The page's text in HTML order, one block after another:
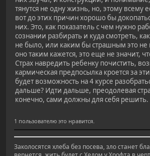
тянутся не одну жизнь, но, этому всему
вот до этих причин хорошо бы
них. Это, как показатель с чем нужно
сознании разбирать и куда смотреть,
не было, или каким бы страшным это не
оно таким кажется, это еще не значит,
Страх навредить ребенку почистить,
кармическая предпосылка кроется за
будет возможность на 4 курсе
дальше? Идти дальше, преодолевая
конечно, сами должны для себя решить.
1 пользователю это нравится.
Заколосятся хлеба без посева, зло станет